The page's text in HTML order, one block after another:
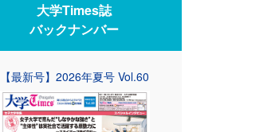
大学Times誌
バックナンバー
【最新号】2026年夏号 Vol.60